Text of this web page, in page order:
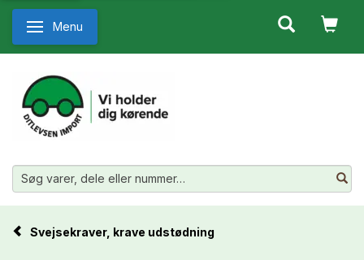
Skifte navigation
Menu
Svejsekraver, krave udstødning